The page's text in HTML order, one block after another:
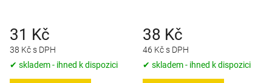
38 Kč s DPH
31 Kč
✔ skladem - ihned k dispozici
46 Kč s DPH
38 Kč
✔ skladem - ihned k dispozici